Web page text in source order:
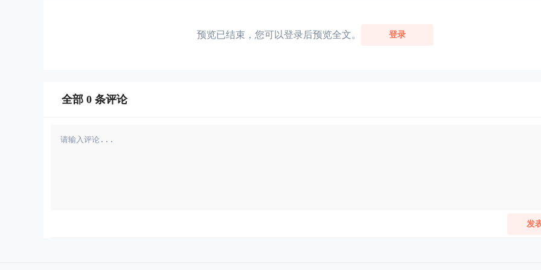
预览已结束，您可以登录后预览全文。 登录
全部 0 条评论
发